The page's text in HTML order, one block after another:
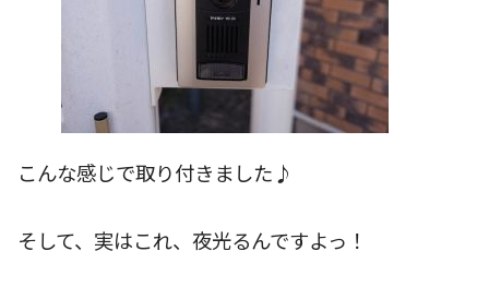
こんな感じで取り付きました♪
そして、実はこれ、夜光るんですよっ！